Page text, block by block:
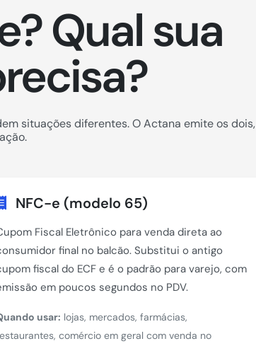
Qual sua
situações diferentes. O Actana emite os dois,
NFC-e (modelo 65)
Fiscal Eletrônico para venda direta ao
final no balcão. Substitui o antigo
fiscal do ECF e é o padrão para varejo, com
em poucos segundos no PDV.
usar: lojas, mercados, farmácias,
comércio em geral com venda no